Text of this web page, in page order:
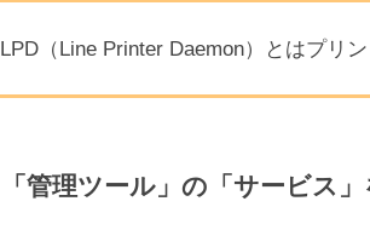
LPD（Line Printer Daemon）とはプリ
「管理ツール」の「サービス